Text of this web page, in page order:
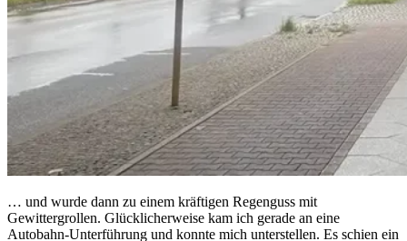
… und wurde dann zu einem kräftigen Regenguss mit
Gewittergrollen. Glücklicherweise kam ich gerade an eine
Autobahn-Unterführung und konnte mich unterstellen. Es schien ein